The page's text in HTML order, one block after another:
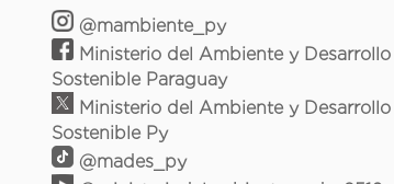
@mambiente_py
Ministerio del Ambiente y Desarrollo
Sostenible Paraguay
Ministerio del Ambiente y Desarrollo
Sostenible Py
@mades_py